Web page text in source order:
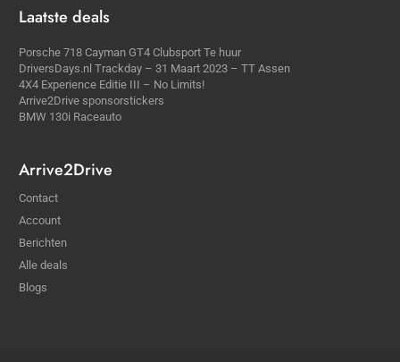
Laatste deals
Porsche 718 Cayman GT4 Clubsport Te huur
DriversDays.nl Trackday – 31 Maart 2023 – TT Assen
4X4 Experience Editie III – No Limits!
Arrive2Drive sponsorstickers
BMW 130i Raceauto
Arrive2Drive
Contact
Account
Berichten
Alle deals
Blogs